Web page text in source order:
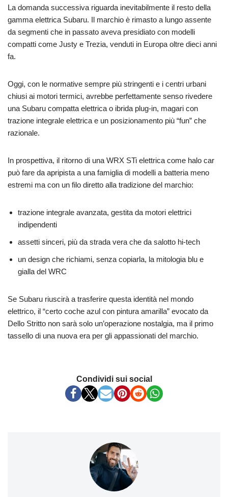
La domanda successiva riguarda inevitabilmente il resto della
gamma elettrica Subaru. Il marchio è rimasto a lungo assente
da segmenti che in passato aveva presidiato con modelli
compatti come Justy e Trezia, venduti in Europa oltre dieci anni
fa.
Oggi, con le normative sempre più stringenti e i centri urbani
chiusi ai motori termici, avrebbe perfettamente senso rivedere
una Subaru compatta elettrica o ibrida plug-in, magari con
trazione integrale elettrica e un posizionamento più “fun” che
razionale.
In prospettiva, il ritorno di una WRX STi elettrica come halo car
può fare da apripista a una famiglia di modelli a batteria meno
estremi ma con un filo diretto alla tradizione del marchio:
trazione integrale avanzata, gestita da motori elettrici
indipendenti
assetti sinceri, più da strada vera che da salotto hi-tech
un design che richiami, senza copiarla, la mitologia blu e
gialla del WRC
Se Subaru riuscirà a trasferire questa identità nel mondo
elettrico, il “certo coche azul con pintura amarilla” evocato da
Dello Stritto non sarà solo un’operazione nostalgia, ma il primo
tassello di una nuova era per gli appassionati del marchio.
Condividi sui social